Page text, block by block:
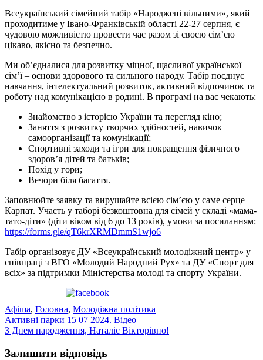
Всеукраїнський сімейний табір «Народжені вільними», який
проходитиме у Івано-Франківській області 22-27 серпня, є
чудовою можливістю провести час разом зі своєю сімʼєю
цікаво, якісно та безпечно.
Ми об’єдналися для розвитку міцної, щасливої української
сім’ї – основи здорового та сильного народу. Табір поєднує
навчання, інтелектуальний розвиток, активний відпочинок та
роботу над комунікацією в родині. В програмі на вас чекають:
Знайомство з історією України та перегляд кіно;
Заняття з розвитку творчих здібностей, навичок
самоорганізації та комунікації;
Спортивні заходи та ігри для покращення фізичного
здоров’я дітей та батьків;
Похід у гори;
Вечори біля багаття.
Заповнюйте заявку та вирушайте всією сім’єю у саме серце
Карпат. Участь у таборі безкоштовна для сімей у складі «мама-
тато-діти» (діти віком від 6 до 13 років), умови за посиланням:
https://forms.gle/qT6krXRMDmmS1wjo6
Табір організовує ДУ «Всеукраїнський молодіжний центр» у
співпраці з ВГО «Молодий Народний Рух» та ДУ «Спорт для
всіх» за підтримки Міністерства молоді та спорту України.
Афіша, Головна, Молодіжна політика
Навігація
записів
Активні парки 15 07 2024. Відео
З Днем народження, Наталіє Вікторівно!
Залишити відповідь